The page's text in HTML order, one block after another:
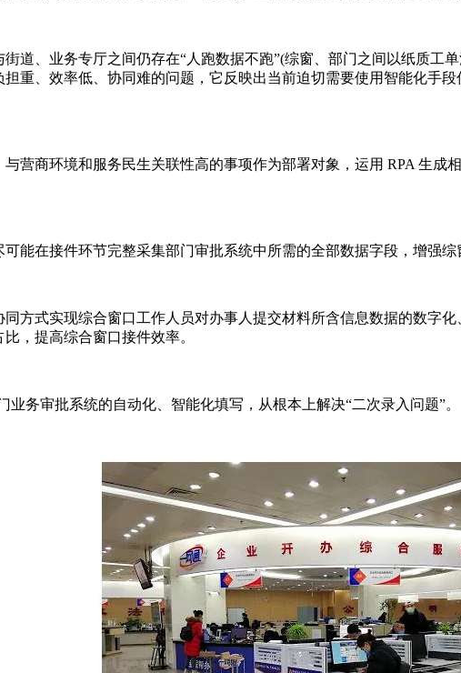
道、业务专厅之间仍存在“人跑数据不跑”(综窗、部门之间以纸质工
重、效率低、协同难的问题，它反映出当前迫切需要使用智能化手
营商环境和服务民生关联性高的事项作为部署对象，运用 RPA 生成
能在接件环节完整采集部门审批系统中所需的全部数据字段，增强综
方式实现综合窗口工作人员对办事人提交材料所含信息数据的数字
，提高综合窗口接件效率。
务审批系统的自动化、智能化填写，从根本上解决“二次录入问题”。